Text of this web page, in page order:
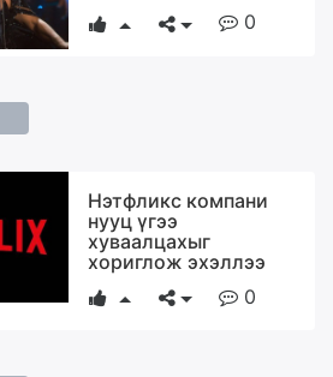
0
Нэтфликс компани
нууц үгээ
хуваалцахыг
хориглож эхэллээ
0